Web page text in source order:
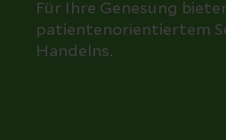
Für Ihre Genesung
patientenorientiertem
Handelns.